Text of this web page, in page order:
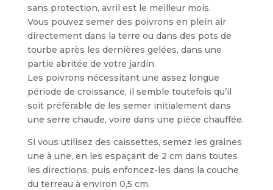
sans protection, avril est le meilleur mois.
Vous pouvez semer des poivrons en plein air
directement dans la terre ou dans des pots de
tourbe après les dernières gelées, dans une
partie abritée de votre jardin.
Les poivrons nécessitant une assez longue
période de croissance, il semble toutefois qu’il
soit préférable de les semer initialement dans
une serre chaude, voire dans une pièce chauffée.
Si vous utilisez des caissettes, semez les graines
une à une, en les espaçant de 2 cm dans toutes
les directions, puis enfoncez-les dans la couche
du terreau à environ 0,5 cm.